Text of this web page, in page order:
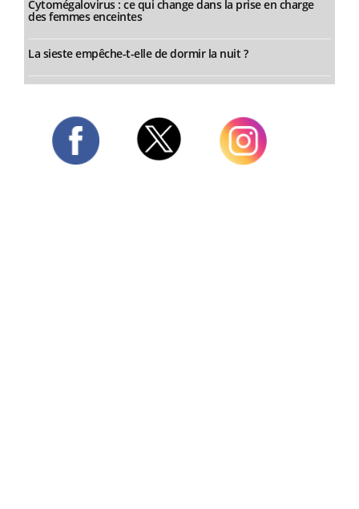
Cytomégalovirus : ce qui change dans la prise en charge
des femmes enceintes
La sieste empêche-t-elle de dormir la nuit ?